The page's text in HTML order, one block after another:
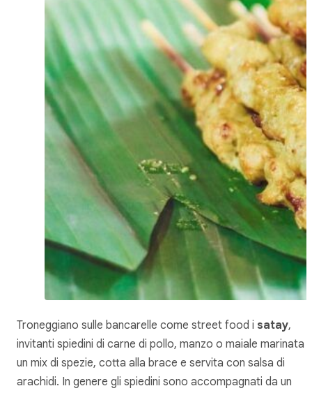
Troneggiano sulle bancarelle come street food i satay,
invitanti spiedini di carne di pollo, manzo o maiale marinata
un mix di spezie, cotta alla brace e servita con salsa di
arachidi. In genere gli spiedini sono accompagnati da un